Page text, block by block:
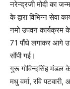
नरेन्द्रजी मोदी का
के द्वारा विभिन्न सेवा
नमो उपवन कार्यक्रम
71 पौंधे लगाकर आगे
सौंपी गई।
गुरू गोविन्दसिंह मंडल
मधु वर्मा, रवि